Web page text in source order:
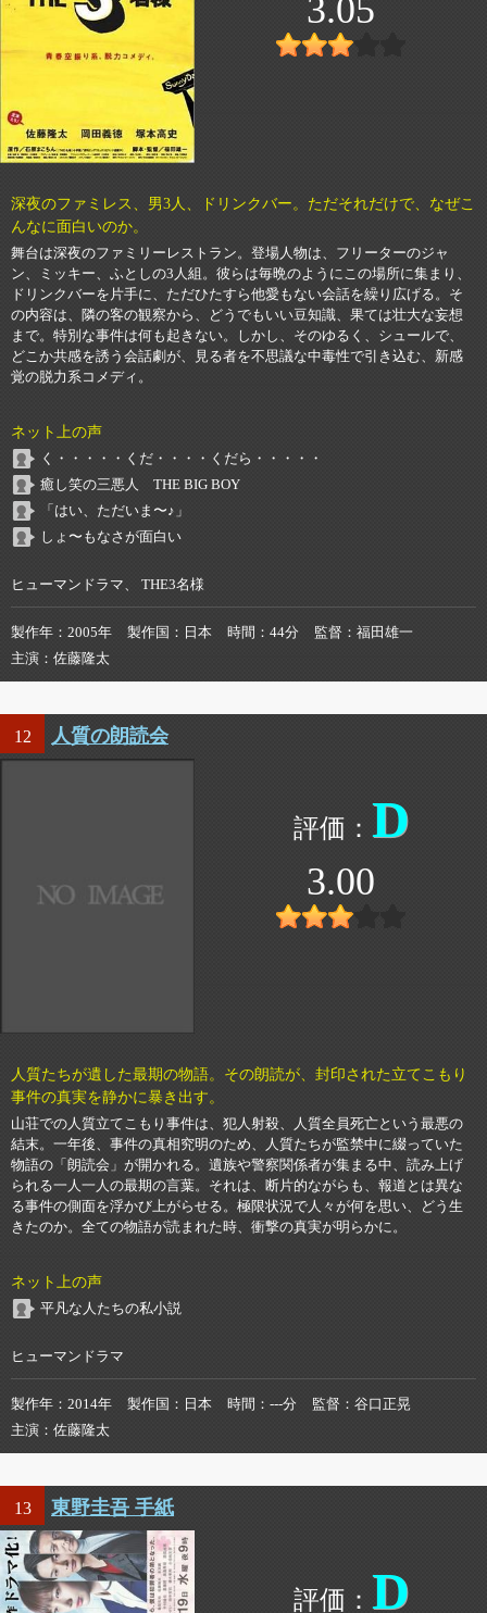
3.05
深夜のファミレス、男3人、ドリンクバー。ただそれだけで、なぜこ
んなに面白いのか。
舞台は深夜のファミリーレストラン。登場人物は、フリーターのジャ
ン、ミッキー、ふとしの3人組。彼らは毎晩のようにこの場所に集まり、
ドリンクバーを片手に、ただひたすら他愛もない会話を繰り広げる。そ
の内容は、隣の客の観察から、どうでもいい豆知識、果ては壮大な妄想
まで。特別な事件は何も起きない。しかし、そのゆるく、シュールで、
どこか共感を誘う会話劇が、見る者を不思議な中毒性で引き込む、新感
覚の脱力系コメディ。
ネット上の声
く・・・・・くだ・・・・くだら・・・・・
癒し笑の三悪人 THE BIG BOY
「はい、ただいま〜♪」
しょ〜もなさが面白い
ヒューマンドラマ、 THE3名様
製作年 2005年 製作国 日本 時間 44分 監督
福田雄一
主演
佐藤隆太
12 人質の朗読会
D
3.00
人質たちが遺した最期の物語。その朗読が、封印された立てこもり
事件の真実を静かに暴き出す。
山荘での人質立てこもり事件は、犯人射殺、人質全員死亡という最悪の
結末。一年後、事件の真相究明のため、人質たちが監禁中に綴っていた
物語の「朗読会」が開かれる。遺族や警察関係者が集まる中、読み上げ
られる一人一人の最期の言葉。それは、断片的ながらも、報道とは異な
る事件の側面を浮かび上がらせる。極限状況で人々が何を思い、どう生
きたのか。全ての物語が読まれた時、衝撃の真実が明らかに。
ネット上の声
平凡な人たちの私小説
ヒューマンドラマ
製作年 2014年 製作国 日本 時間 ---分 監督
谷口正晃
主演
佐藤隆太
13 東野圭吾 手紙
D